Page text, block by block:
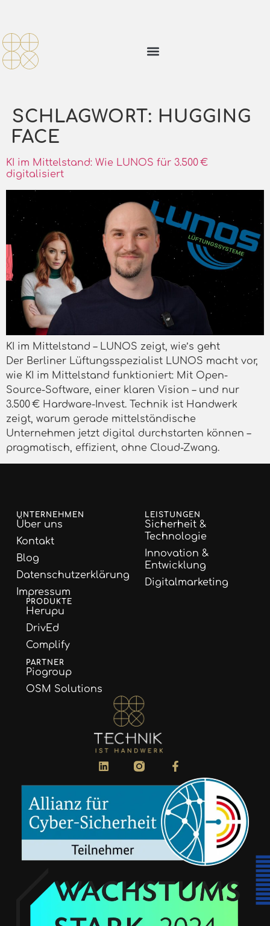
SCHLAGWORT: HUGGING
FACE
KI im Mittelstand: Wie LUNOS für 3.500 €
digitalisiert
KI im Mittelstand – LUNOS zeigt, wie’s geht
Der Berliner Lüftungsspezialist LUNOS macht vor,
wie KI im Mittelstand funktioniert: Mit Open-
Source-Software, einer klaren Vision – und nur
3.500 € Hardware-Invest. Technik ist Handwerk
zeigt, warum gerade mittelständische
Unternehmen jetzt digital durchstarten können –
pragmatisch, effizient, ohne Cloud-Zwang.
UNTERNEHMEN
Über uns
Kontakt
Blog
Datenschutzerklärung
Impressum
LEISTUNGEN
Sicherheit &
Technologie
Innovation &
Entwicklung
Digitalmarketing
PRODUKTE
Herupu
DrivEd
Complify
PARTNER
Piogroup
OSM Solutions